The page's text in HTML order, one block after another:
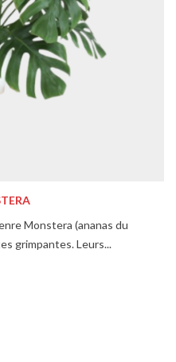
Monstera (ananas du
grimpantes. Leurs...